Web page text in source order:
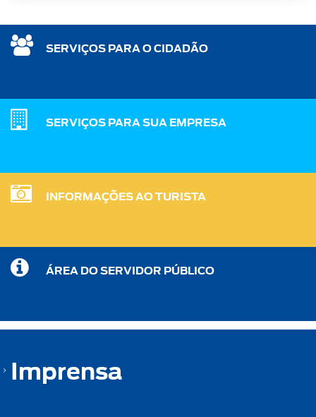
SERVIÇOS PARA O CIDADÃO
SERVIÇOS PARA SUA EMPRESA
INFORMAÇÕES AO TURISTA
ÁREA DO SERVIDOR PÚBLICO
Imprensa